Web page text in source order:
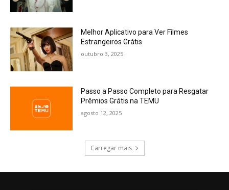
Melhor Aplicativo para Ver Filmes
Estrangeiros Grátis
outubro 3, 2025
Passo a Passo Completo para Resgatar
Prêmios Grátis na TEMU
agosto 12, 2025
Carregar mais